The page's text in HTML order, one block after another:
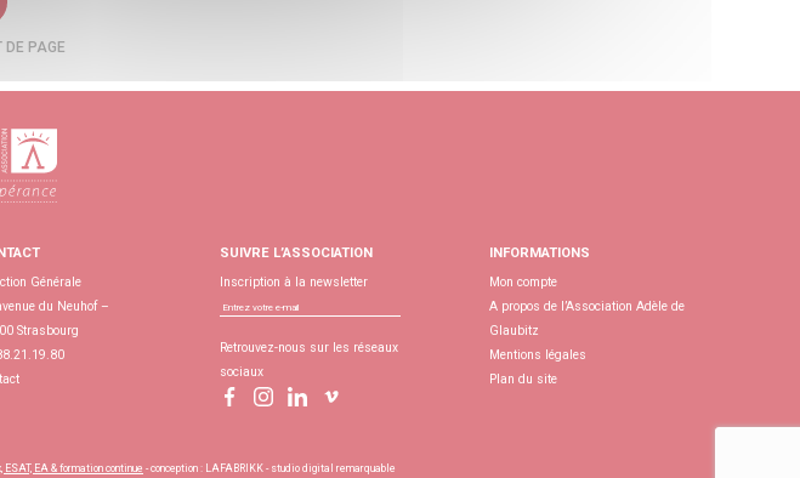
DE PAGE
Générale
du Neuhof –
Strasbourg
SUIVRE L’ASSOCIATION
Inscription à la newsletter
Retrouvez-nous sur les réseaux
sociaux
INFORMATIONS
Mon compte
A propos de l’Association Adèle de
Glaubitz
Mentions légales
Plan du site
EA & formation continue - conception : LAFABRIKK - studio digital remarquable